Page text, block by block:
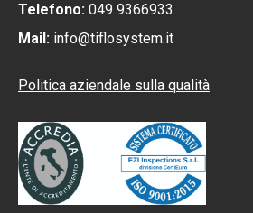
Telefono: 049 9366933
Mail: info@tiflosystem.it
Politica aziendale sulla qualità